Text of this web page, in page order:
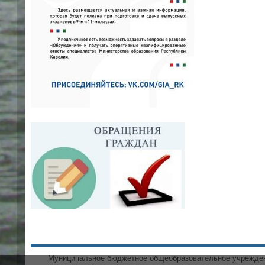
Муниципальное бюджетное общеобразовательное